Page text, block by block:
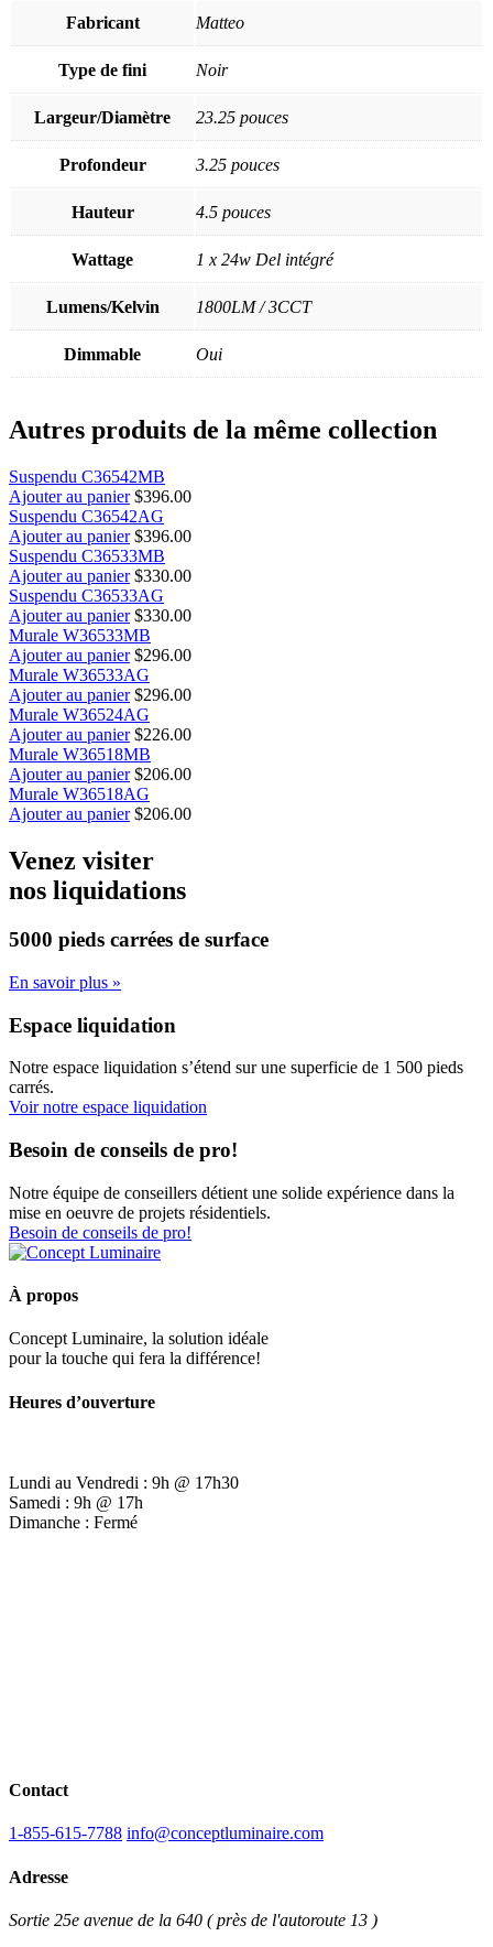
Fabricant Matteo
Type de fini Noir
Largeur/Diamètre 23.25 pouces
Profondeur 3.25 pouces
Hauteur 4.5 pouces
Wattage 1 x 24w Del intégré
Lumens/Kelvin 1800LM / 3CCT
Dimmable Oui
Autres produits de la même collection
Suspendu C36542MB
Ajouter au panier $396.00
Suspendu C36542AG
Ajouter au panier $396.00
Suspendu C36533MB
Ajouter au panier $330.00
Suspendu C36533AG
Ajouter au panier $330.00
Murale W36533MB
Ajouter au panier $296.00
Murale W36533AG
Ajouter au panier $296.00
Murale W36524AG
Ajouter au panier $226.00
Murale W36518MB
Ajouter au panier $206.00
Murale W36518AG
Ajouter au panier $206.00
Venez visiter
nos liquidations
5000 pieds carrées de surface
En savoir plus »
Espace liquidation
Notre espace liquidation s’étend sur une superficie de 1 500 pieds
carrés.
Voir notre espace liquidation
Besoin de conseils de pro!
Notre équipe de conseillers détient une solide expérience dans la
mise en oeuvre de projets résidentiels.
Besoin de conseils de pro!
À propos
Concept Luminaire, la solution idéale
pour la touche qui fera la différence!
Heures d’ouverture
Lundi au Vendredi : 9h @ 17h30
Samedi : 9h @ 17h
Dimanche : Fermé
Contact
1-855-615-7788 info@conceptluminaire.com
Adresse
Sortie 25e avenue de la 640 ( près de l'autoroute 13 )